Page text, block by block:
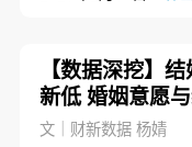
【数据深挖】
新低 婚姻意愿
系能否量化？
文｜财新数据 杨婧